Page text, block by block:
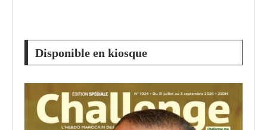
Disponible en kiosque